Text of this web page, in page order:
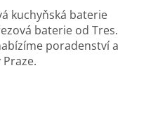
kuchyňská baterie
baterie od Tres.
poradenství a